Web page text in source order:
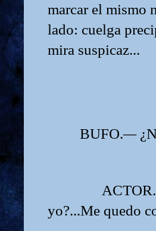
marcar el mismo
lado: cuelga
mira suspicaz...
BUFO.—
ACTOR. —
yo?...Me quedo